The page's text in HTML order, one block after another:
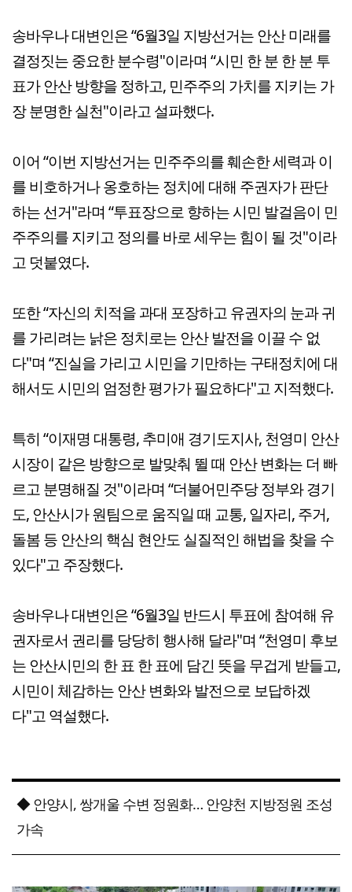
송바우나 대변인은 “6월3일 지방선거는 안산 미래를
결정짓는 중요한 분수령"이라며 “시민 한 분 한 분 투
표가 안산 방향을 정하고, 민주주의 가치를 지키는 가
장 분명한 실천"이라고 설파했다.
이어 “이번 지방선거는 민주주의를 훼손한 세력과 이
를 비호하거나 옹호하는 정치에 대해 주권자가 판단
하는 선거"라며 “투표장으로 향하는 시민 발걸음이 민
주주의를 지키고 정의를 바로 세우는 힘이 될 것"이라
고 덧붙였다.
또한 “자신의 치적을 과대 포장하고 유권자의 눈과 귀
를 가리려는 낡은 정치로는 안산 발전을 이끌 수 없
다"며 “진실을 가리고 시민을 기만하는 구태정치에 대
해서도 시민의 엄정한 평가가 필요하다"고 지적했다.
특히 “이재명 대통령, 추미애 경기도지사, 천영미 안산
시장이 같은 방향으로 발맞춰 뛸 때 안산 변화는 더 빠
르고 분명해질 것"이라며 “더불어민주당 정부와 경기
도, 안산시가 원팀으로 움직일 때 교통, 일자리, 주거,
돌봄 등 안산의 핵심 현안도 실질적인 해법을 찾을 수
있다"고 주장했다.
송바우나 대변인은 “6월3일 반드시 투표에 참여해 유
권자로서 권리를 당당히 행사해 달라"며 “천영미 후보
는 안산시민의 한 표 한 표에 담긴 뜻을 무겁게 받들고,
시민이 체감하는 안산 변화와 발전으로 보답하겠
다"고 역설했다.
◆ 안양시, 쌍개울 수변 정원화… 안양천 지방정원 조성
가속